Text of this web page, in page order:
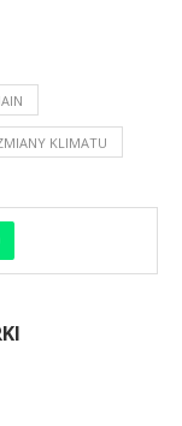
KLIMATU